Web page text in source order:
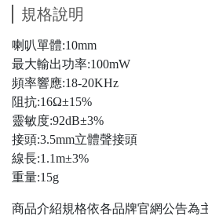
規格說明
喇叭單體:10mm
最大輸出功率:100mW
頻率響應:18-20KHz
阻抗:16Ω±15%
靈敏度:92dB±3%
接頭:3.5mm立體聲接頭
線長:1.1m±3%
重量:15g
商品介紹規格依各品牌官網公告為